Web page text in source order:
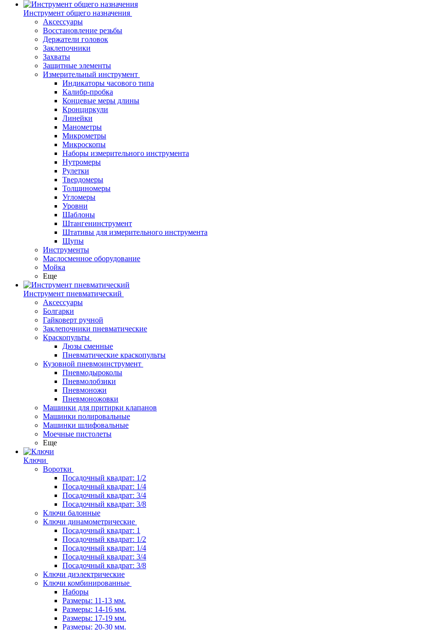
Инструмент общего назначения
Аксессуары
Восстановление резьбы
Держатели головок
Заклепочники
Захваты
Защитные элементы
Измерительный инструмент
Индикаторы часового типа
Калибр-пробка
Концевые меры длины
Кронциркули
Линейки
Манометры
Микрометры
Микроскопы
Наборы измерительного инструмента
Нутромеры
Рулетки
Твердомеры
Толщиномеры
Угломеры
Уровни
Шаблоны
Штангенинструмент
Штативы для измерительного инструмента
Щупы
Инструменты
Маслосменное оборудование
Мойка
Еще
Инструмент пневматический
Аксессуары
Болгарки
Гайковерт ручной
Заклепочники пневматические
Краскопульты
Дюзы сменные
Пневматические краскопульты
Кузовной пневмоинструмент
Пневмодыроколы
Пневмолобзики
Пневмоножи
Пневмоножовки
Машинки для притирки клапанов
Машинки полировальные
Машинки шлифовальные
Моечные пистолеты
Еще
Ключи
Воротки
Посадочный квадрат: 1/2
Посадочный квадрат: 1/4
Посадочный квадрат: 3/4
Посадочный квадрат: 3/8
Ключи балонные
Ключи динамометрические
Посадочный квадрат: 1
Посадочный квадрат: 1/2
Посадочный квадрат: 1/4
Посадочный квадрат: 3/4
Посадочный квадрат: 3/8
Ключи диэлектрические
Ключи комбинированные
Наборы
Размеры: 11-13 мм.
Размеры: 14-16 мм.
Размеры: 17-19 мм.
Размеры: 20-30 мм.